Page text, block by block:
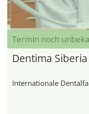
Termin noch
Dentima Siberia
Internationale